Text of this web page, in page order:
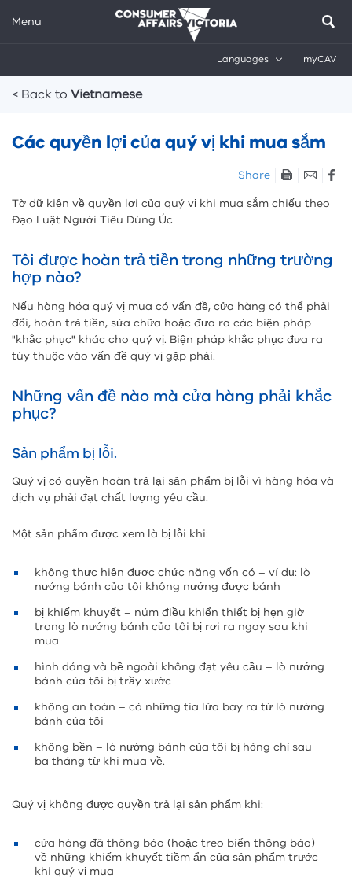
Menu
Languages myCAV
< Back to Vietnamese
Các quyền lợi của quý vị khi mua sắm
and
sharing
Share
Tờ dữ kiện về quyền lợi của quý vị khi mua sắm chiếu theo
Đạo Luật Người Tiêu Dùng Úc
Tôi được hoàn trả tiền trong những trường
hợp nào?
Nếu hàng hóa quý vị mua có vấn đề, cửa hàng có thể phải
đổi, hoàn trả tiền, sửa chữa hoặc đưa ra các biện pháp
"khắc phục" khác cho quý vị. Biện pháp khắc phục đưa ra
tùy thuộc vào vấn đề quý vị gặp phải.
Những vấn đề nào mà cửa hàng phải khắc
phục?
Sản phẩm bị lỗi.
Quý vị có quyền hoàn trả lại sản phẩm bị lỗi vì hàng hóa và
dịch vụ phải đạt chất lượng yêu cầu.
Một sản phẩm được xem là bị lỗi khi:
không thực hiện được chức năng vốn có – ví dụ: lò
nướng bánh của tôi không nướng được bánh
bị khiếm khuyết – núm điều khiển thiết bị hẹn giờ
trong lò nướng bánh của tôi bị rơi ra ngay sau khi
mua
hình dáng và bề ngoài không đạt yêu cầu – lò nướng
bánh của tôi bị trầy xước
không an toàn – có những tia lửa bay ra từ lò nướng
bánh của tôi
không bền – lò nướng bánh của tôi bị hỏng chỉ sau
ba tháng từ khi mua về.
Quý vị không được quyền trả lại sản phẩm khi:
cửa hàng đã thông báo (hoặc treo biển thông báo)
về những khiếm khuyết tiềm ẩn của sản phẩm trước
khi quý vị mua